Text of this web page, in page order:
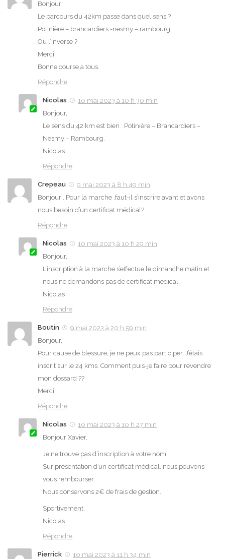
Bonjour
Le parcours du 42km passe dans quel sens ?
Potinière – brancardiers -nesmy – rambourg.
Ou l’inverse ?
Merci
Bonne course a tous.
Répondre
Nicolas
10 mai 2023 à 10 h 30 min
Bonjour,
Le sens du 42 km est bien : Potinière – Brancardiers –
Nesmy – Rambourg.
Nicolas
Répondre
Crepeau
9 mai 2023 à 8 h 49 min
Bonjour . Pour la marche ,faut-il s’inscrire avant et avons
nous besoin d’un certificat médical?
Répondre
Nicolas
10 mai 2023 à 10 h 29 min
Bonjour,
L’inscription à la marche s’effectue le dimanche matin et
nous ne demandons pas de certificat médical.
Nicolas
Répondre
Boutin
9 mai 2023 à 20 h 59 min
Bonjour,
Pour cause de blessure, je ne peux pas participer. J’étais
inscrit sur le 24 kms. Comment puis-je faire pour revendre
mon dossard ??
Merci.
Répondre
Nicolas
10 mai 2023 à 10 h 27 min
Bonjour Xavier,
Je ne trouve pas d’inscription à votre nom.
Sur présentation d’un certificat médical, nous pouvons
vous rembourser.
Nous conservons 2€ de frais de gestion.
Sportivement,
Nicolas
Répondre
Pierrick
10 mai 2023 à 11 h 34 min